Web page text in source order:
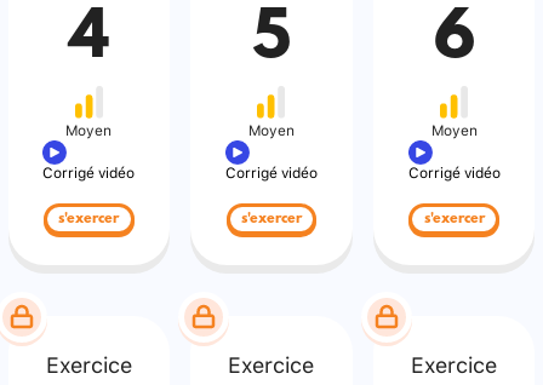
4
Moyen
Corrigé vidéo
s'exercer
5
Moyen
Corrigé vidéo
s'exercer
6
Moyen
Corrigé vidéo
s'exercer
Exercice Exercice Exercice